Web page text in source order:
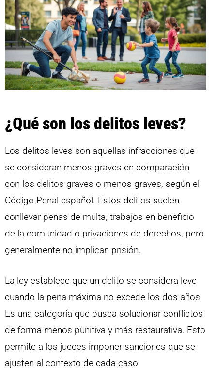
¿Qué son los delitos leves?
Los delitos leves son aquellas infracciones que
se consideran menos graves en comparación
con los delitos graves o menos graves, según el
Código Penal español. Estos delitos suelen
conllevar penas de multa, trabajos en beneficio
de la comunidad o privaciones de derechos, pero
generalmente no implican prisión.
La ley establece que un delito se considera leve
cuando la pena máxima no excede los dos años.
Es una categoría que busca solucionar conflictos
de forma menos punitiva y más restaurativa. Esto
permite a los jueces imponer sanciones que se
ajusten al contexto de cada caso.